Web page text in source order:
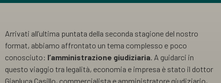
Arrivati all’ultima puntata della seconda stagione del nostro
format, abbiamo affrontato un tema complesso e poco
conosciuto: l’amministrazione giudiziaria. A guidarci in
questo viaggio tra legalità, economia e impresa è stato il dottor
Gianluca Casillo, commercialista e amministratore giudiziario,